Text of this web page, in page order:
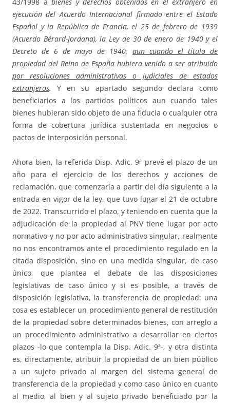
43/1998 abienes y derechos obtenidos en el extranjero en
ejecución del Acuerdo Internacional firmado entre el Estado
Español y la República de Francia, el 25 de febrero de 1939
(Acuerdo Bérard-Jordana), la Ley de 30 de enero de 1940 y el
Decreto de 6 de mayo de 1940; aun cuando el título de
propiedad del Reino de España hubiera venido a ser atribuido
por resoluciones administrativas o judiciales de estados
extranjeros.
Y en su apartado segundo declara como
beneficiarios a los partidos políticos aun cuando tales
bienes hubieran sido objeto de una fiducia o cualquier otra
forma de cobertura jurídica sustentada en negocios o
pactos de interposición personal.
Ahora bien, la referida Disp. Adic. 9ª prevé el plazo de un
año para el ejercicio de los derechos y acciones de
reclamación, que comenzaría a partir del día siguiente a la
entrada en vigor de la ley, que tuvo lugar el 21 de octubre
de 2022. Transcurrido el plazo, y teniendo en cuenta que la
adjudicación de la propiedad al PNV tiene lugar por acto
normativo y no por acto administrativo singular, realmente
no nos encontramos ante el procedimiento regulado en la
citada disposición, sino en una medida singular, de caso
único, que plantea el debate de las disposiciones
legislativas de caso único y si es posible, a través de
disposición legislativa, la transferencia de propiedad: una
cosa es establecer un procedimiento general de restitución
de la propiedad sobre determinados bienes, con arreglo a
un procedimiento administrativo a desarrollar en ciertos
plazos -lo que contempla la Disp. Adic. 9ª-, y otra distinta
es, directamente, atribuir la propiedad de un bien público
a un sujeto privado al margen del sistema general de
transferencia de la propiedad y como caso único en cuanto
al medio, al bien y al sujeto privado beneficiado por la